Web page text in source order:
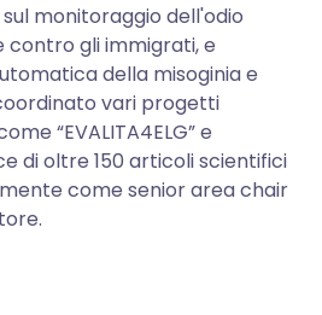
monitoraggio dell'odio
contro gli immigrati, e
della misoginia e
vari progetti
“EVALITA4ELG” e
di oltre 150 articoli scientifici
come senior area chair